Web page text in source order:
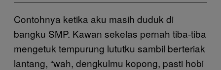
Contohnya ketika aku masih duduk di
bangku SMP. Kawan sekelas pernah tiba-tiba
mengetuk tempurung lututku sambil berteriak
lantang, “wah, dengkulmu kopong, pasti hobi